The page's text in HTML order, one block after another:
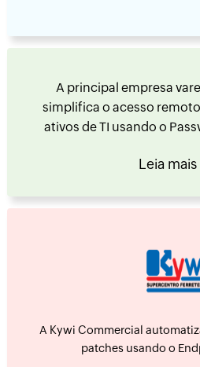
A principal empresa
simplifica o acesso
ativos de TI usando o
Leia mais
A Kywi Commercial
patches usando o